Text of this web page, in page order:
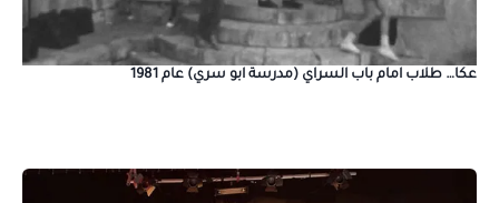
عكا… طلاب امام باب السراي (مدرسة ابو سري) عام 1981